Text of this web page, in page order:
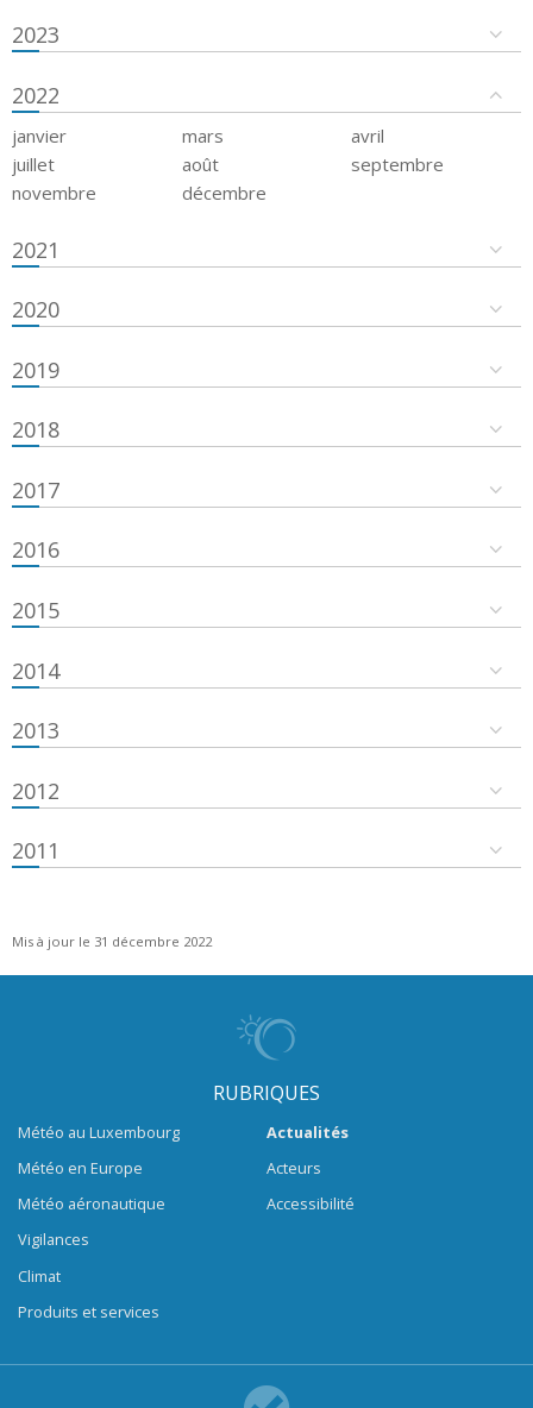
2023
2022
janvier mars
avril
juillet
août
septembre
novembre
décembre
2021
2020
2019
2018
2017
2016
2015
2014
2013
2012
2011
Mis à jour le 31 décembre 2022
RUBRIQUES
Météo au Luxembourg
Météo en Europe
Météo aéronautique
Vigilances
Climat
Produits et services
Actualités
Acteurs
Accessibilité